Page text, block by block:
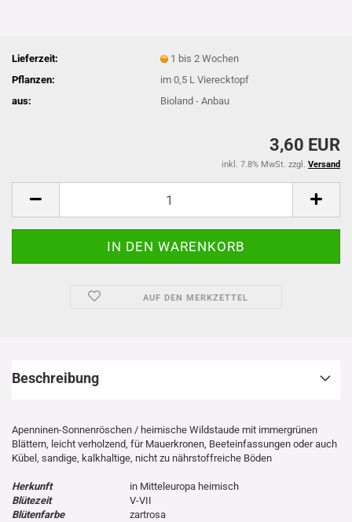
Lieferzeit:
1 bis 2 Wochen
Pflanzen:
im 0,5 L Vierecktopf
aus:
Bioland - Anbau
3,60 EUR
inkl. 7.8% MwSt. zzgl. Versand
AUF DEN MERKZETTEL
Beschreibung
Apenninen-Sonnenröschen / heimische Wildstaude mit immergrünen
Blättern, leicht verholzend, für Mauerkronen, Beeteinfassungen oder auch
Kübel, sandige, kalkhaltige, nicht zu nährstoffreiche Böden
Herkunft
in Mitteleuropa heimisch
Blütezeit
V-VII
Blütenfarbe
zartrosa